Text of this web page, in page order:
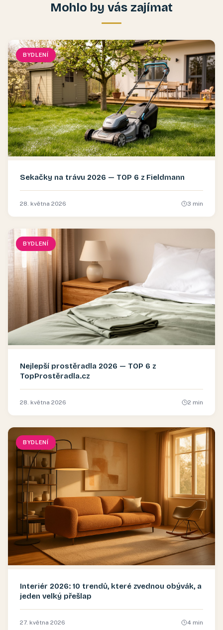
Mohlo by vás zajímat
BYDLENÍ
Sekačky na trávu 2026 — TOP 6 z Fieldmann
28. května 2026 3 min
BYDLENÍ
Nejlepší prostěradla 2026 — TOP 6 z
TopProstěradla.cz
28. května 2026 2 min
BYDLENÍ
Interiér 2026: 10 trendů, které zvednou obývák, a
jeden velký přešlap
27. května 2026 4 min